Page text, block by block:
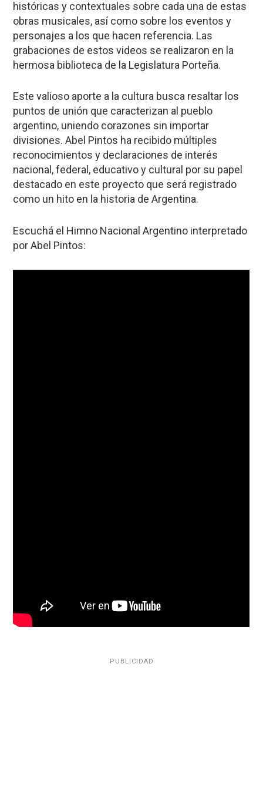
históricas y contextuales sobre cada una de estas
obras musicales, así como sobre los eventos y
personajes a los que hacen referencia. Las
grabaciones de estos videos se realizaron en la
hermosa biblioteca de la Legislatura Porteña.
Este valioso aporte a la cultura busca resaltar los
puntos de unión que caracterizan al pueblo
argentino, uniendo corazones sin importar
divisiones. Abel Pintos ha recibido múltiples
reconocimientos y declaraciones de interés
nacional, federal, educativo y cultural por su papel
destacado en este proyecto que será registrado
como un hito en la historia de Argentina.
Escuchá el Himno Nacional Argentino interpretado
por Abel Pintos:
PUBLICIDAD